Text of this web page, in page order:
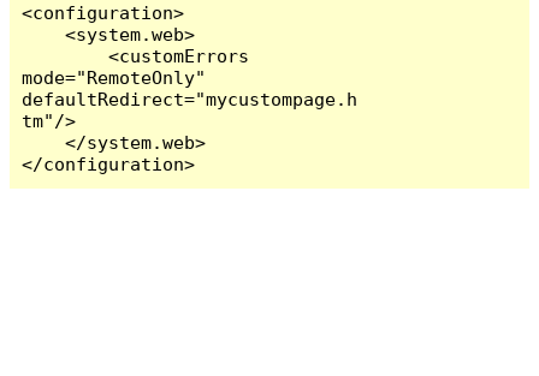
<configuration>
    <system.web>
        <customErrors
mode="RemoteOnly"
defaultRedirect="mycustompage.h
tm"/>
    </system.web>
</configuration>